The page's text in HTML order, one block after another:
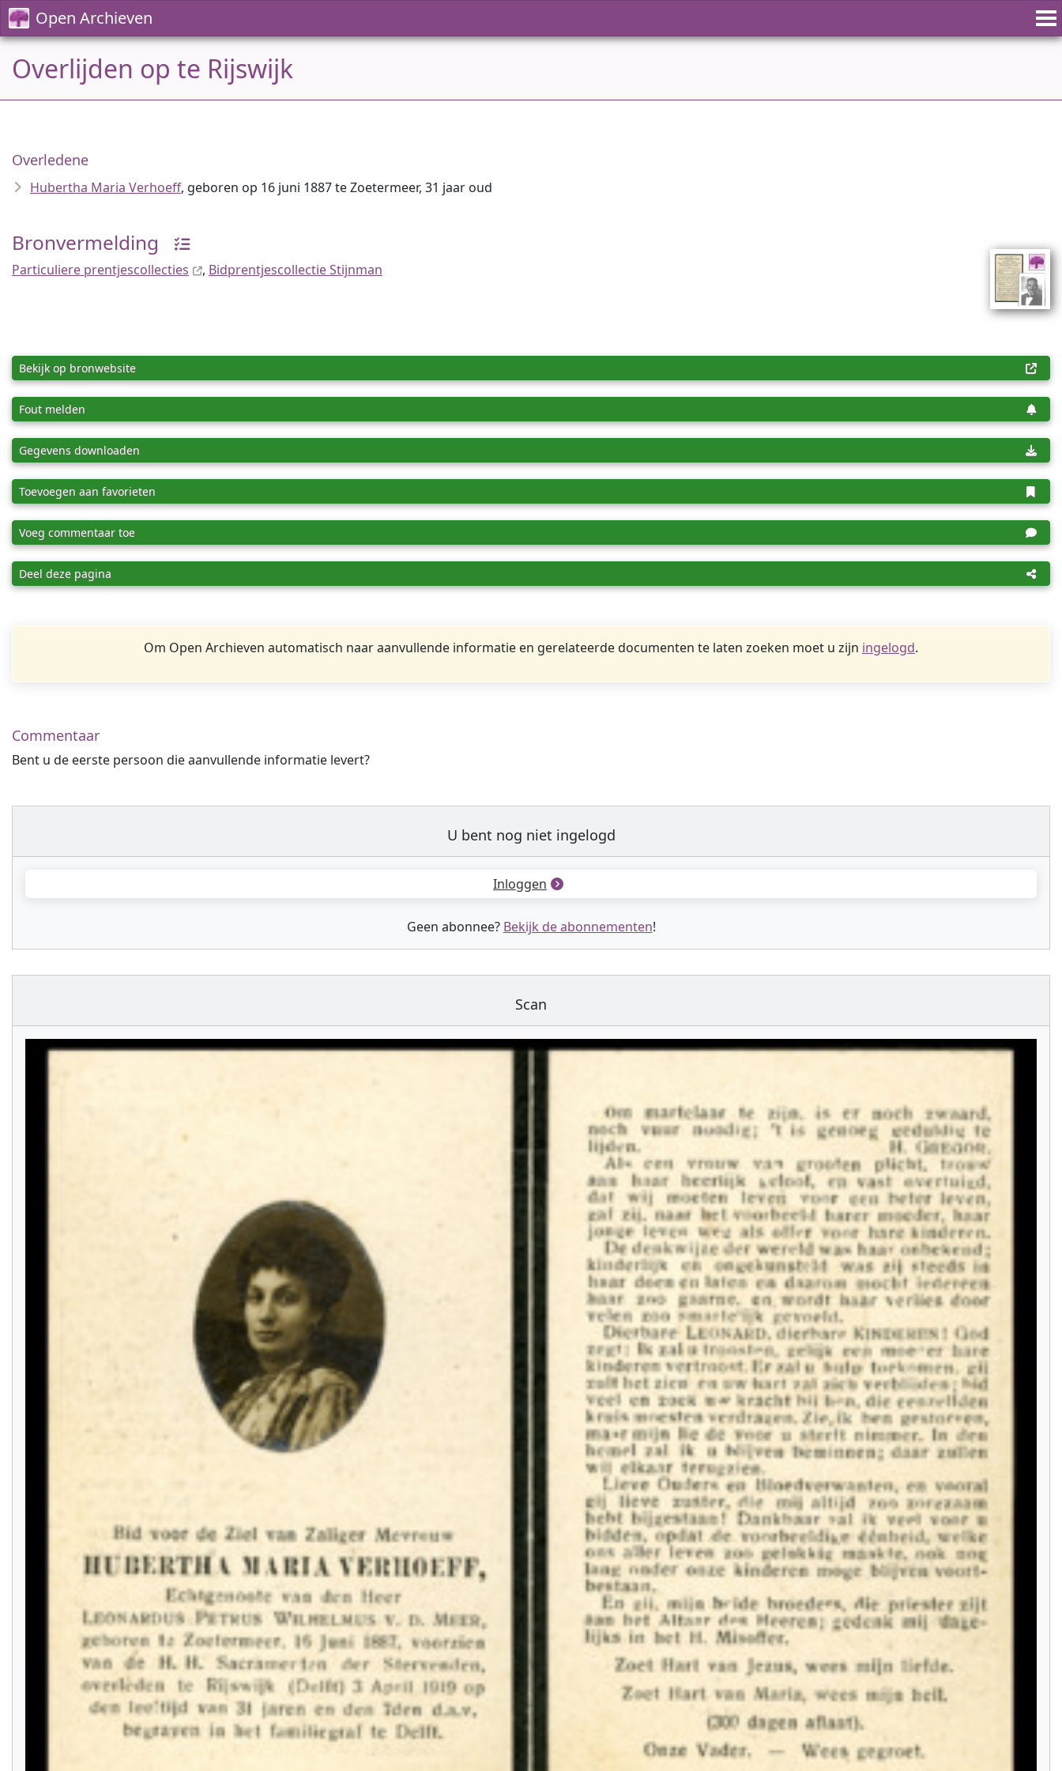
Open Archieven
Overlijden op te Rijswijk
Overledene
Hubertha Maria Verhoeff, geboren op 16 juni 1887 te Zoetermeer, 31 jaar oud
Bronvermelding
Particuliere prentjescollecties , Bidprentjescollectie Stijnman
Bekijk op bronwebsite
Fout melden
Gegevens downloaden
Toevoegen aan favorieten
Voeg commentaar toe
Deel deze pagina
Om Open Archieven automatisch naar aanvullende informatie en gerelateerde documenten te laten zoeken moet u zijn ingelogd.
Commentaar
Bent u de eerste persoon die aanvullende informatie levert?
U bent nog niet ingelogd
Inloggen
Geen abonnee? Bekijk de abonnementen!
Scan